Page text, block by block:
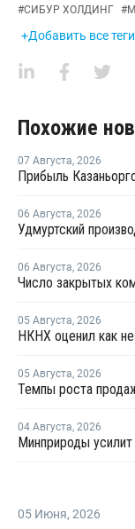
#СИБУР ХОЛДИНГ #
+Добавить все
Похожие
07 Августа, 2026
06 Августа, 2026
06 Августа, 2026
05 Августа, 2026
05 Августа, 2026
Темпы роста
04 Августа, 2026
05 Июня, 2026